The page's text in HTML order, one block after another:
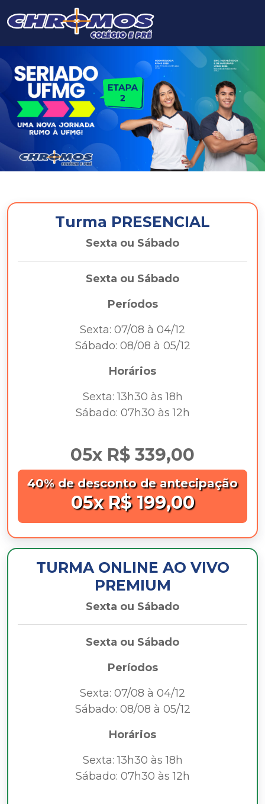
Turma PRESENCIAL
Sexta ou Sábado
Sexta ou Sábado
Períodos
Sexta: 07/08 à 04/12
Sábado: 08/08 à 05/12
Horários
Sexta: 13h30 às 18h
Sábado: 07h30 às 12h
05x R$ 339,00
40% de desconto de antecipação
05x R$ 199,00
TURMA ONLINE AO VIVO
PREMIUM
Sexta ou Sábado
Sexta ou Sábado
Períodos
Sexta: 07/08 à 04/12
Sábado: 08/08 à 05/12
Horários
Sexta: 13h30 às 18h
Sábado: 07h30 às 12h